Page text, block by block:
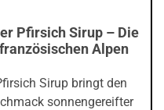
Pfirsich Sirup – Die
Alpen
Sirup bringt den
sonnengereifter